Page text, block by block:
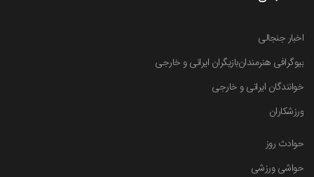
اخبار جنجالی
بیوگرافی هنرمندانبازیگران ایرانی و خارجی
خوانندگان ایرانی و خارجی
ورزشکاران
حوادث روز
حواشی ورزشی